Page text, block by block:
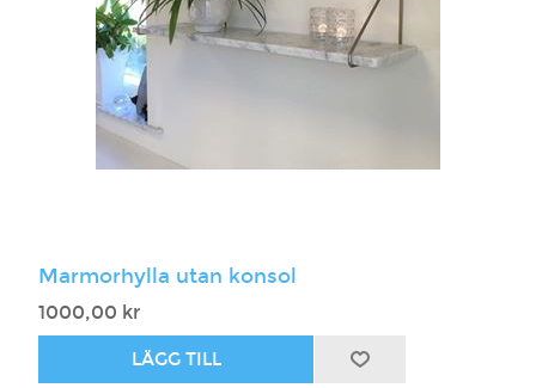
Marmorhylla utan konsol
1000,00 kr